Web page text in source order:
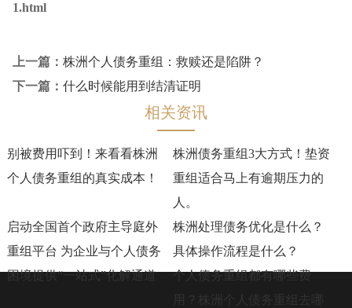
1.html
上一篇： 株洲个人债务重组：救赎还是陷阱？
下一篇： 什么时候能用到结清证明
相关资讯
别被费用吓到！来看看株洲
个人债务重组的真实成本！
株洲债务重组3大方式！垫资
重组适合马上有逾期压力的
人。
启动全国首个政府主导庭外
重组平台 为企业与个人债务
困境提供“一站式”化解通道
株洲处理债务优化是什么？
具体操作流程是什么？
个人债务重组都有哪些费
用？株洲个人债务重组去哪